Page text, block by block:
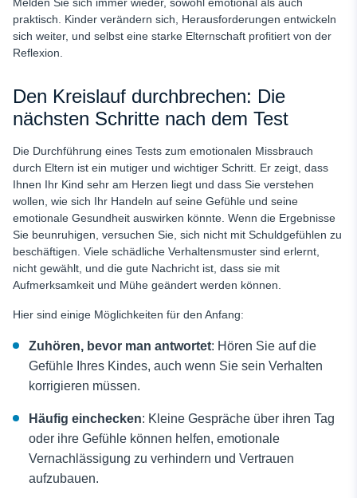
praktisch. Kinder verändern sich, Herausforderungen entwickeln
sich weiter, und selbst eine starke Elternschaft profitiert von der
Reflexion.
Den Kreislauf durchbrechen: Die
nächsten Schritte nach dem Test
Die Durchführung eines Tests zum emotionalen Missbrauch
durch Eltern ist ein mutiger und wichtiger Schritt. Er zeigt, dass
Ihnen Ihr Kind sehr am Herzen liegt und dass Sie verstehen
wollen, wie sich Ihr Handeln auf seine Gefühle und seine
emotionale Gesundheit auswirken könnte. Wenn die Ergebnisse
Sie beunruhigen, versuchen Sie, sich nicht mit Schuldgefühlen zu
beschäftigen. Viele schädliche Verhaltensmuster sind erlernt,
nicht gewählt, und die gute Nachricht ist, dass sie mit
Aufmerksamkeit und Mühe geändert werden können.
Hier sind einige Möglichkeiten für den Anfang:
Zuhören, bevor man antwortet: Hören Sie auf die
Gefühle Ihres Kindes, auch wenn Sie sein Verhalten
korrigieren müssen.
Häufig einchecken: Kleine Gespräche über ihren Tag
oder ihre Gefühle können helfen, emotionale
Vernachlässigung zu verhindern und Vertrauen
aufzubauen.